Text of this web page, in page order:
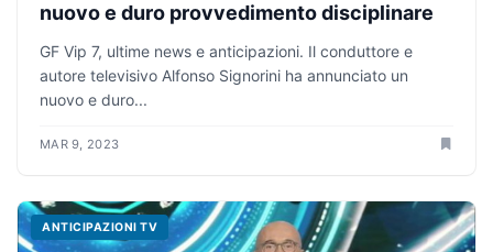
nuovo e duro provvedimento disciplinare
GF Vip 7, ultime news e anticipazioni. Il conduttore e
autore televisivo Alfonso Signorini ha annunciato un
nuovo e duro...
MAR 9, 2023
ANTICIPAZIONI TV